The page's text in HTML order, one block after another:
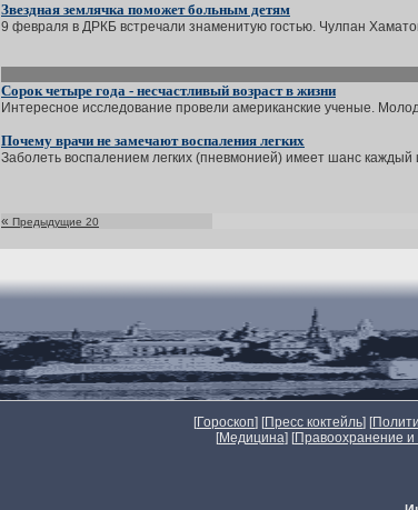
Звездная землячка поможет больным детям
9 февраля в ДРКБ встречали знаменитую гостью. Чулпан
Сорок четыре года - несчастливый возраст в жизни
Интересное исследование провели американские ученые.
Почему врачи не замечают воспаления легких
Заболеть воспалением легких (пневмонией) имеет шанс каждый
« Предыдущие 20
[Гороскоп] [Пресс коктейль] [
[Медицина] [Правоохранение и